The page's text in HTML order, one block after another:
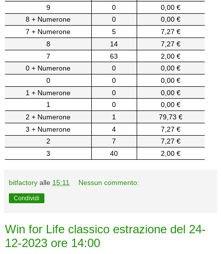
9
0
0,00 €
8 + Numerone
0
0,00 €
7 + Numerone
5
7,27 €
8
14
7,27 €
7
63
2,00 €
0 + Numerone
0
0,00 €
0
0
0,00 €
1 + Numerone
0
0,00 €
1
0
0,00 €
2 + Numerone
1
79,73 €
3 + Numerone
4
7,27 €
2
7
7,27 €
3
40 2,00 €
bitfactory alle 15:11 Nessun commento:
Condividi
Win for Life classico estrazione del 24-
12-2023 ore 14:00